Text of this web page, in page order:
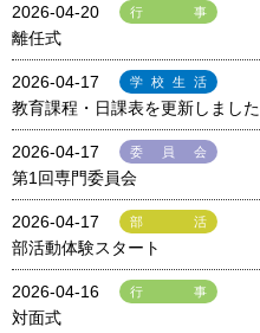
2026-04-20 行事
離任式
2026-04-17 学校生活
教育課程・日課表を更新しました
2026-04-17 委員会
第1回専門委員会
2026-04-17 部活
部活動体験スタート
2026-04-16 行事
対面式